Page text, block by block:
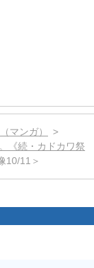
マンガ）
《続・カドカワ祭
10/11＞